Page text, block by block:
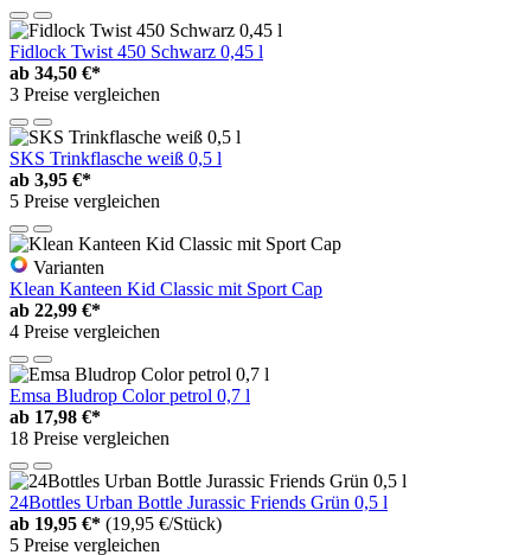
Fidlock Twist 450 Schwarz 0,45 l
ab 34,50 €*
3 Preise vergleichen
SKS Trinkflasche weiß 0,5 l
ab 3,95 €*
5 Preise vergleichen
Varianten
Klean Kanteen Kid Classic mit Sport Cap
ab 22,99 €*
4 Preise vergleichen
Emsa Bludrop Color petrol 0,7 l
ab 17,98 €*
18 Preise vergleichen
24Bottles Urban Bottle Jurassic Friends Grün 0,5 l
ab 19,95 €* (19,95 €/Stück)
5 Preise vergleichen